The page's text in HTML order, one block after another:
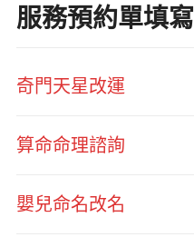
服務預約單填寫
奇門天星改運
算命命理諮詢
嬰兒命名改名